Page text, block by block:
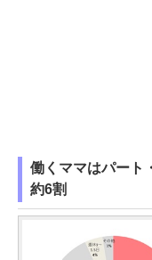
働くママはパート
約6割